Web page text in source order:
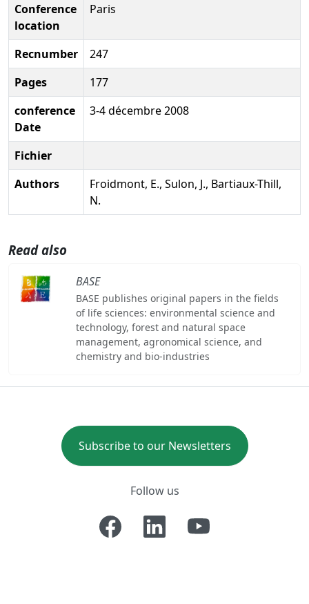
Conference
location
Paris
Recnumber
247
Pages
177
conference
Date
3-4 décembre 2008
Fichier
Authors
Froidmont, E., Sulon, J., Bartiaux-Thill,
N.
Read also
BASE
BASE publishes original papers in the fields
of life sciences: environmental science and
technology, forest and natural space
management, agronomical science, and
chemistry and bio-industries
Subscribe to our Newsletters
Follow us